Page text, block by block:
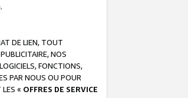
DE LIEN, TOUT
NOS
FONCTIONS,
PAR NOUS OU POUR
LES « OFFRES DE SERVICE